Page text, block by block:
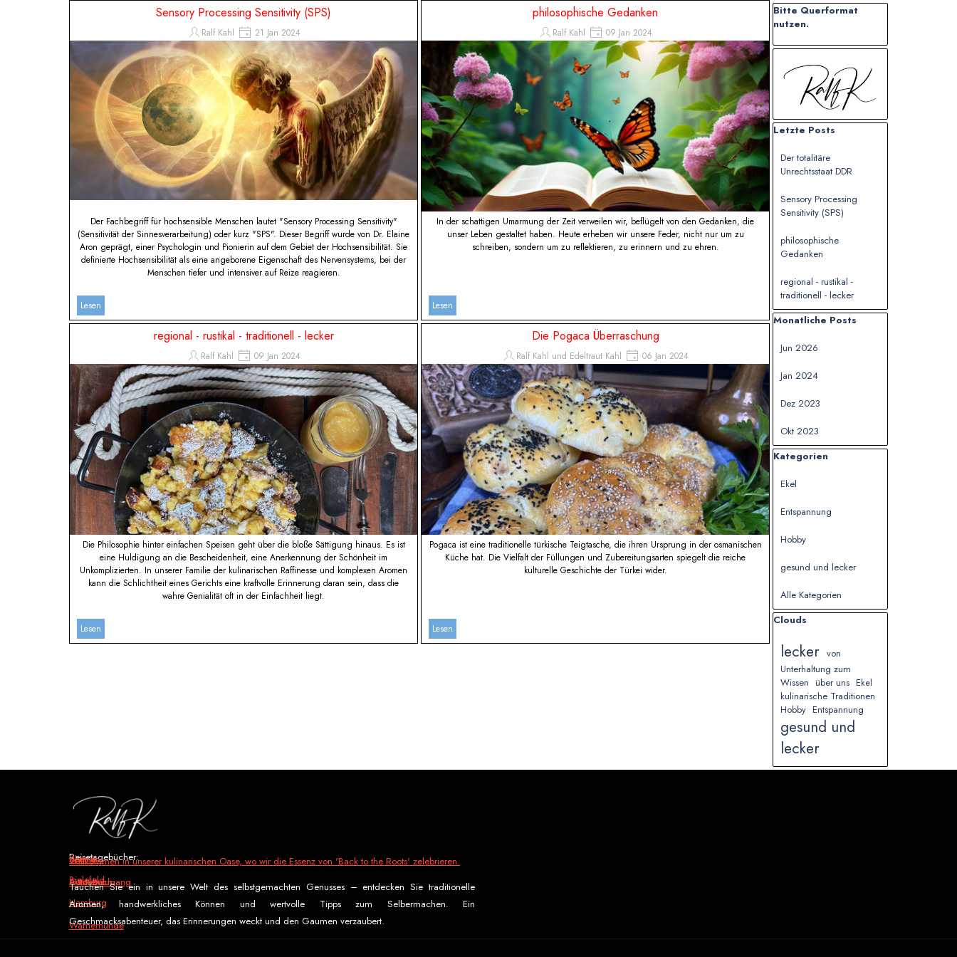
Sensory Processing Sensitivity (SPS)
Ralf Kahl 21 Jan 2024
Der Fachbegriff für hochsensible Menschen lautet "Sensory Processing Sensitivity"
(Sensitivität der Sinnesverarbeitung) oder kurz "SPS". Dieser Begriff wurde von Dr. Elaine
Aron geprägt, einer Psychologin und Pionierin auf dem Gebiet der Hochsensibilität. Sie
definierte Hochsensibilität als eine angeborene Eigenschaft des Nervensystems, bei der
Menschen tiefer und intensiver auf Reize reagieren.
Lesen
philosophische Gedanken
Ralf Kahl 09 Jan 2024
In der schattigen Umarmung der Zeit verweilen wir, beflügelt von den Gedanken, die
unser Leben gestaltet haben. Heute erheben wir unsere Feder, nicht nur um zu
schreiben, sondern um zu reflektieren, zu erinnern und zu ehren.
Lesen
regional - rustikal - traditionell - lecker
Ralf Kahl 09 Jan 2024
Die Philosophie hinter einfachen Speisen geht über die bloße Sättigung hinaus. Es ist
eine Huldigung an die Bescheidenheit, eine Anerkennung der Schönheit im
Unkomplizierten. In unserer Familie der kulinarischen Raffinesse und komplexen Aromen
kann die Schlichtheit eines Gerichts eine kraftvolle Erinnerung daran sein, dass die
wahre Genialität oft in der Einfachheit liegt.
Lesen
Die Pogaca Überraschung
Ralf Kahl und Edeltraut Kahl 06 Jan 2024
Pogaca ist eine traditionelle türkische Teigtasche, die ihren Ursprung in der osmanischen
Küche hat. Die Vielfalt der Füllungen und Zubereitungsarten spiegelt die reiche
kulturelle Geschichte der Türkei wider.
Lesen
Block überspringen Bitte Querformat
Bitte Querformat
nutzen.
Block überspringen Letzte Posts
Letzte Posts
Der totalitäre
Unrechtsstaat DDR
Sensory Processing
Sensitivity (SPS)
philosophische
Gedanken
regional - rustikal -
traditionell - lecker
Block überspringen Monatliche Posts
Monatliche Posts
Jun 2026
Jan 2024
Dez 2023
Okt 2023
Block überspringen Kategorien
Kategorien
Ekel
Entspannung
Hobby
gesund und lecker
Alle Kategorien
Block überspringen Clouds
Clouds
lecker von
Unterhaltung zum
Wissen über uns Ekel
kulinarische Traditionen
Hobby Entspannung
gesund und
lecker
Reisetagebücher:
Bielefeld
Hamburg
Warnemünde
Über uns
Autorenzugang
Kontakt
Gästebuch
Willkommen in unserer kulinarischen Oase, wo wir die Essenz von 'Back to the Roots' zelebrieren.
Tauchen Sie ein in unsere Welt des selbstgemachten Genusses – entdecken Sie traditionelle
Aromen, handwerkliches Können und wertvolle Tipps zum Selbermachen. Ein
Geschmacksabenteuer, das Erinnerungen weckt und den Gaumen verzaubert.